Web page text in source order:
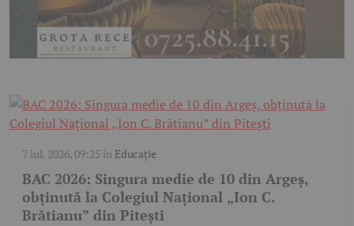
7 iul. 2026, 09:25 în Educație
BAC 2026: Singura medie de 10 din Argeș,
obținută la Colegiul Național „Ion C.
Brătianu” din Pitești